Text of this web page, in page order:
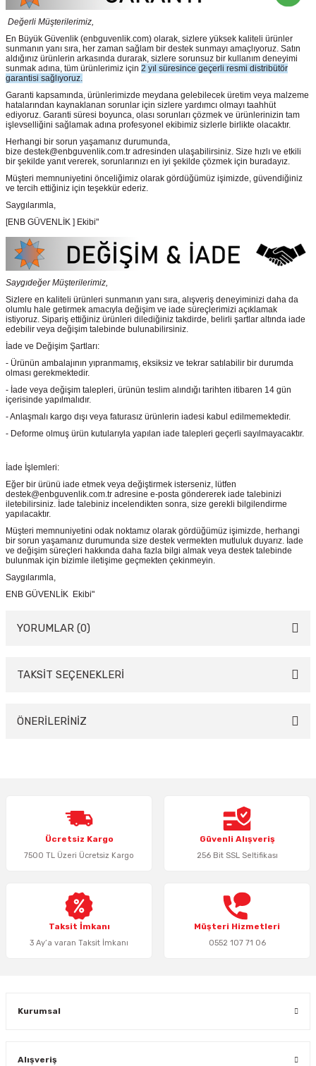
Değerli Müşterilerimiz,
En Büyük Güvenlik (enbguvenlik.com) olarak, sizlere yüksek kaliteli ürünler
sunmanın yanı sıra, her zaman sağlam bir destek sunmayı amaçlıyoruz. Satın
aldığınız ürünlerin arkasında durarak, sizlere sorunsuz bir kullanım deneyimi
sunmak adına, tüm ürünlerimiz için 2 yıl süresince geçerli resmi distribütör
garantisi sağlıyoruz.
Garanti kapsamında, ürünlerimizde meydana gelebilecek üretim veya malzeme
hatalarından kaynaklanan sorunlar için sizlere yardımcı olmayı taahhüt
ediyoruz. Garanti süresi boyunca, olası sorunları çözmek ve ürünlerinizin tam
işlevselliğini sağlamak adına profesyonel ekibimiz sizlerle birlikte olacaktır.
Herhangi bir sorun yaşamanız durumunda,
bize destek@enbguvenlik.com.tr adresinden ulaşabilirsiniz. Size hızlı ve etkili
bir şekilde yanıt vererek, sorunlarınızı en iyi şekilde çözmek için buradayız.
Müşteri memnuniyetini önceliğimiz olarak gördüğümüz işimizde, güvendiğiniz
ve tercih ettiğiniz için teşekkür ederiz.
Saygılarımla,
[ENB GÜVENLİK ] Ekibi"
Saygıdeğer Müşterilerimiz,
Sizlere en kaliteli ürünleri sunmanın yanı sıra, alışveriş deneyiminizi daha da
olumlu hale getirmek amacıyla değişim ve iade süreçlerimizi açıklamak
istiyoruz. Sipariş ettiğiniz ürünleri dilediğiniz takdirde, belirli şartlar altında iade
edebilir veya değişim talebinde bulunabilirsiniz.
İade ve Değişim Şartları:
- Ürünün ambalajının yıpranmamış, eksiksiz ve tekrar satılabilir bir durumda
olması gerekmektedir.
- İade veya değişim talepleri, ürünün teslim alındığı tarihten itibaren 14 gün
içerisinde yapılmalıdır.
- Anlaşmalı kargo dışı veya faturasız ürünlerin iadesi kabul edilmemektedir.
- Deforme olmuş ürün kutularıyla yapılan iade talepleri geçerli sayılmayacaktır.
İade İşlemleri:
Eğer bir ürünü iade etmek veya değiştirmek isterseniz, lütfen
destek@enbguvenlik.com.tr adresine e-posta göndererek iade talebinizi
iletebilirsiniz. İade talebiniz incelendikten sonra, size gerekli bilgilendirme
yapılacaktır.
Müşteri memnuniyetini odak noktamız olarak gördüğümüz işimizde, herhangi
bir sorun yaşamanız durumunda size destek vermekten mutluluk duyarız. İade
ve değişim süreçleri hakkında daha fazla bilgi almak veya destek talebinde
bulunmak için bizimle iletişime geçmekten çekinmeyin.
Saygılarımla,
ENB GÜVENLİK Ekibi"
YORUMLAR (0)
Bu ürüne ilk yorumu siz yapın!
TAKSİT SEÇENEKLERİ
ÖNERİLERİNİZ
Ürün resmi kalitesiz, bozuk veya görüntülenemiyor.
Ürün açıklamasında eksik bilgiler bulunuyor.
Ürün bilgilerinde hatalar bulunuyor.
Bu ürüne benzer farklı alternatifler olmalı.
Ücretsiz Kargo
7500 TL Üzeri Ücretsiz Kargo
Güvenli Alışveriş
256 Bit SSL Seltifikası
Taksit İmkanı
3 Ay’a varan Taksit İmkanı
Müşteri Hizmetleri
0552 107 71 06
Kurumsal
Alışveriş